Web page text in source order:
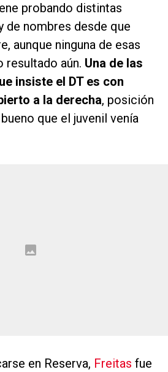
probando distintas
de nombres desde que
aunque ninguna de esas
resultado aún. Una de las
insiste el DT es con
a la derecha, posición
que el juvenil venía
en Reserva, Freitas fue